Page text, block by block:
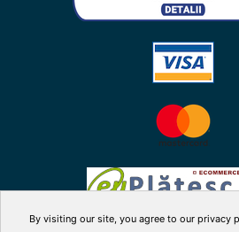
By visiting our site, you agree to our privacy